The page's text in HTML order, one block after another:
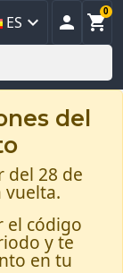
ES   
0
del
del 28 de
vuelta.
el código
y te
en tu